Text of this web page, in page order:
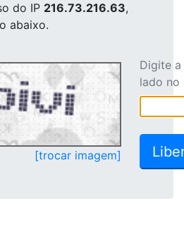
do IP 216.73.216.63,
abaixo.
[trocar imagem]
Digite
lado no